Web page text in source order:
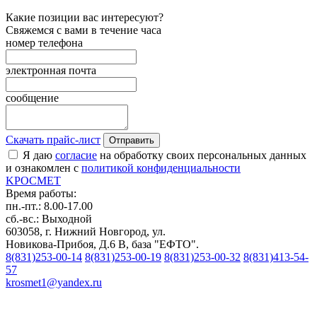
Какие позиции вас интересуют?
Свяжемся с вами в течение часа
номер телефона
электронная почта
сообщение
Скачать прайс-лист Отправить
Я даю согласие на обработку своих персональных данных
и ознакомлен с политикой конфиденциальности
KРОСМЕТ
Время работы:
пн.-пт.: 8.00-17.00
сб.-вс.: Выходной
603058, г. Нижний Новгород, ул.
Новикова-Прибоя, Д.6 В, база "ЕФТО".
8(831)253-00-14 8(831)253-00-19 8(831)253-00-32 8(831)413-54-
57
krosmet1@yandex.ru